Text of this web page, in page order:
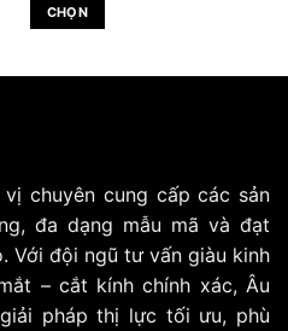
₫.
CHỌN
thể.
Các
tùy
chọn
có
thể
vị chuyên cung cấp các sản
đa dạng mẫu mã và đạt
Với đội ngũ tư vấn giàu kinh
– cắt kính chính xác, Âu
pháp thị lực tối ưu, phù